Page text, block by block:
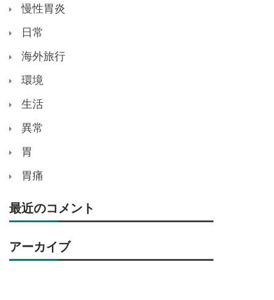
慢性胃炎
日常
海外旅行
環境
生活
異常
胃
胃痛
最近のコメント
アーカイブ